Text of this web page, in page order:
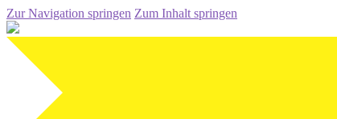
Zur Navigation springen Zum Inhalt springen